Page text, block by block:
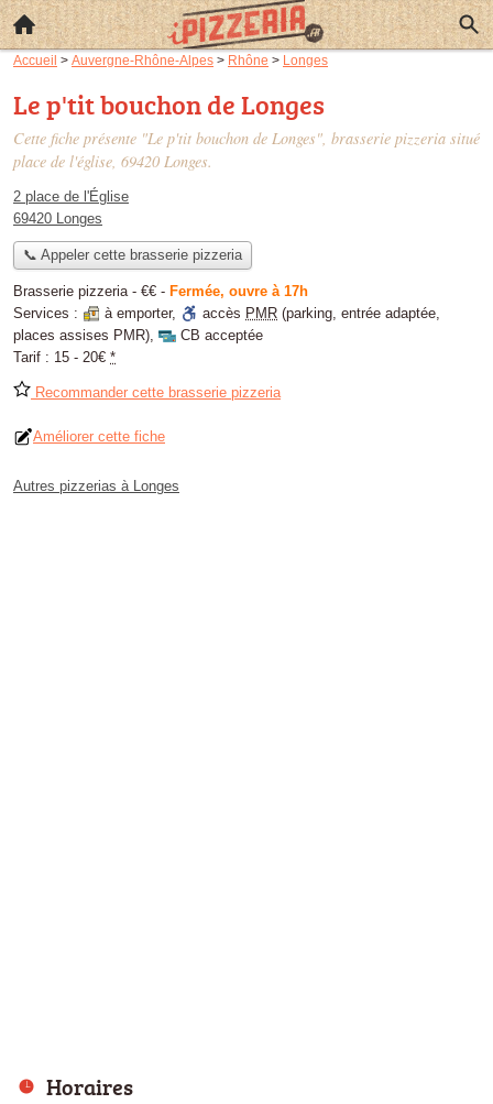
Accueil > Auvergne-Rhône-Alpes > Rhône > Longes
Le p'tit bouchon de Longes
Cette fiche présente "Le p'tit bouchon de Longes", brasserie pizzeria situé
place de l'église, 69420 Longes.
2 place de l'Église
69420 Longes
📞 Appeler cette brasserie pizzeria
Brasserie pizzeria - €€ - Fermée, ouvre à 17h
Services :
à emporter, accès PMR (parking, entrée adaptée,
places assises PMR),
CB acceptée
Tarif : 15 - 20€ *
Recommander cette brasserie pizzeria
Améliorer cette fiche
Autres pizzerias à Longes
Horaires